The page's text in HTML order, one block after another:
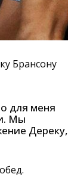
Брансону
для меня
Мы
Дереку,